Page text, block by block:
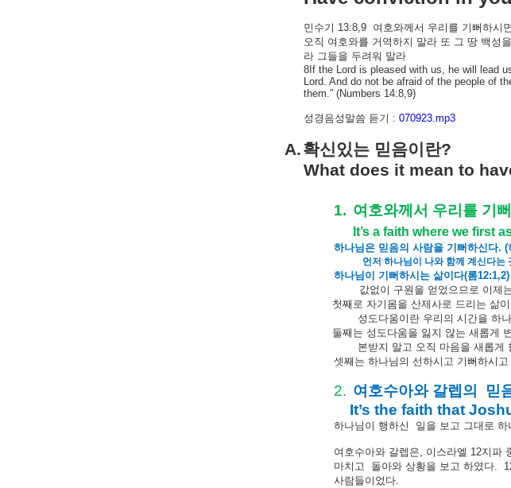
민수기 13:8,9 여호와께서 우리를 기뻐하시
오직 여호와를 거역하지 말라 또 그 땅 백성
라 그들을 두려워 말라
8If the Lord is pleased with us, he will lead
Lord. And do not be afraid of the people of
them.” (Numbers 14:8,9)
성경음성말씀 듣기 : 070923.mp3
A.확신있는 믿음이란?
What does it mean to
1. 여호와께서 우리를 기
It’s a faith where we first
하나님은 믿음의 사람을 기뻐하신다. (
먼저 하나님이 나와 함께 계신다는
하나님이 기뻐하시는 삶이다(롬12:1,2)
값없이 구원을 얻었으므로 이제
첫째로 자기몸을 산제사로 드리는 삶
성도다움이란 우리의 시간을 하
둘째는 성도다움을 잃지 않는 새롭게
본받지 말고 오직 마음을 새롭게
셋째는 하나님의 선하시고 기뻐하시고
2. 여호수아와 갈렙의 믿
It’s the faith that
하나님이 행하신 일을 보고 그대로 하
여호수아와 갈렙은, 이스라엘 12지파
마치고
돌아와 상황을 보고 하였다.
사람들이었다.